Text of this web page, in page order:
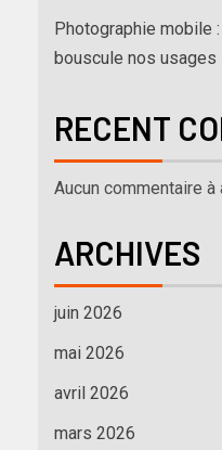
Photographie mobile
bouscule nos usages
RECENT
Aucun commentaire à
ARCHIVES
juin 2026
mai 2026
avril 2026
mars 2026